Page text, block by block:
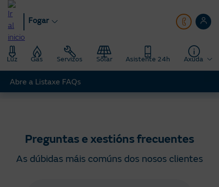
ao
contido
principal
Fogar
Luz Gas Servizos Solar Asistente 24h Axuda
Fogar Axuda Preguntas e xestións frecuentes
Preguntas e xestións frecuentes
As dúbidas máis comúns dos nosos clientes
Abre a Listaxe FAQs